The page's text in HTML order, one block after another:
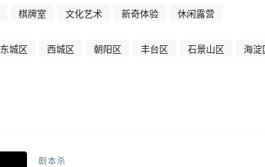
棋牌室 文化艺术 新奇体验 休闲露营
东城区 西城区 朝阳区 丰台区 石景山区 海淀
剧本杀